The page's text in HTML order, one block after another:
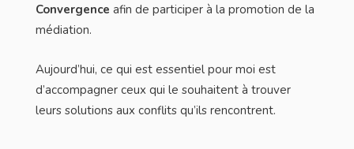
Convergence afin de participer à la promotion de la
médiation.
Aujourd’hui, ce qui est essentiel pour moi est
d’accompagner ceux qui le souhaitent à trouver
leurs solutions aux conflits qu’ils rencontrent.